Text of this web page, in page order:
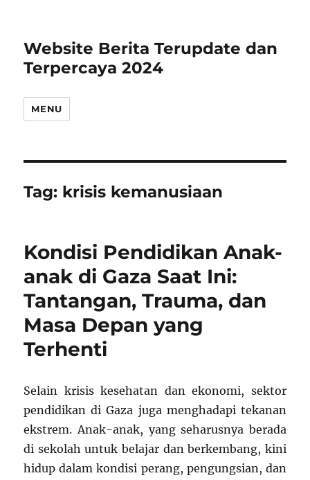
Website Berita Terupdate dan
Terpercaya 2024
MENU
Tag: krisis kemanusiaan
Kondisi Pendidikan Anak-
anak di Gaza Saat Ini:
Tantangan, Trauma, dan
Masa Depan yang
Terhenti
Selain krisis kesehatan dan ekonomi, sektor
pendidikan di Gaza juga menghadapi tekanan
ekstrem. Anak-anak, yang seharusnya berada
di sekolah untuk belajar dan berkembang, kini
hidup dalam kondisi perang, pengungsian, dan